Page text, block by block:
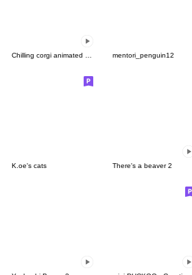
mentori_penguin12
K.oe's cats There's a beaver 2